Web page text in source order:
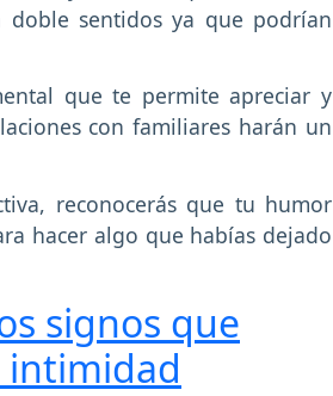
sentidos ya que podrían
que te permite apreciar y
con familiares harán un
reconocerás que tu humor
hacer algo que habías dejado
signos que
intimidad